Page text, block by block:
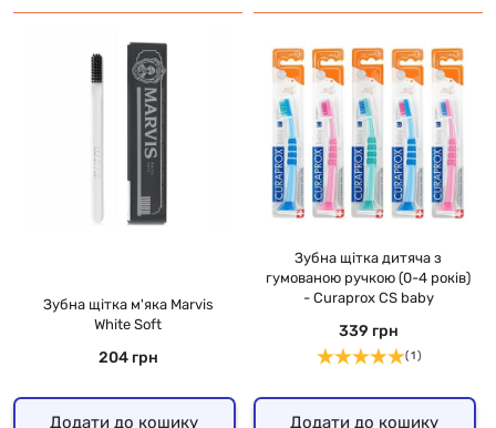
Зубна щітка м'яка Marvis
White Soft
204 грн
Додати до кошику
Зубна щітка дитяча з
гумованою ручкою (0-4 років)
- Curaprox CS baby
339 грн
( 1 )
Додати до кошику